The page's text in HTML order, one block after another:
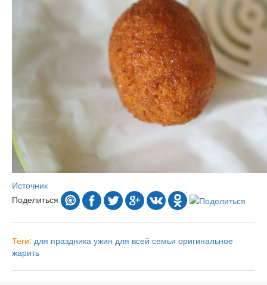
Источник
Поделиться
Теги: для праздника ужин для всей семьи оригинальное
жарить